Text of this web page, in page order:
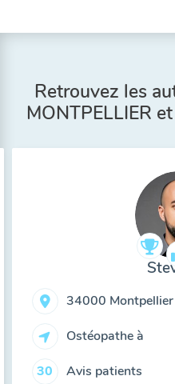
Retrouvez les
MONTPELLIER
34000 Montpellier
Ostéopathe à
30 Avis patients